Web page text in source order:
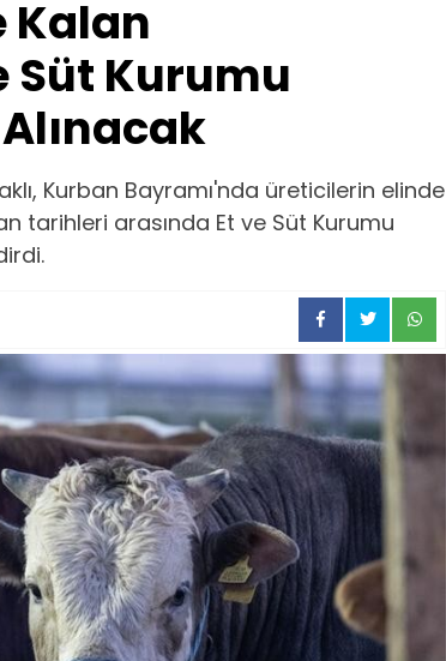
Kalan
Süt Kurumu
Kurban Bayramı'nda üreticilerin elinde
tarihleri arasında Et ve Süt Kurumu